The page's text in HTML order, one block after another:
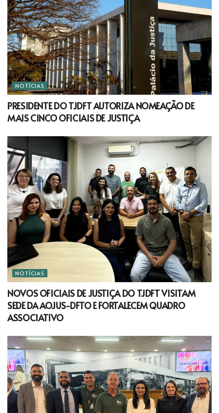
NOTÍCIAS
PRESIDENTE DO TJDFT AUTORIZA NOMEAÇÃO DE
MAIS CINCO OFICIAIS DE JUSTIÇA
NOTÍCIAS
NOVOS OFICIAIS DE JUSTIÇA DO TJDFT VISITAM
SEDE DA AOJUS-DFTO E FORTALECEM QUADRO
ASSOCIATIVO